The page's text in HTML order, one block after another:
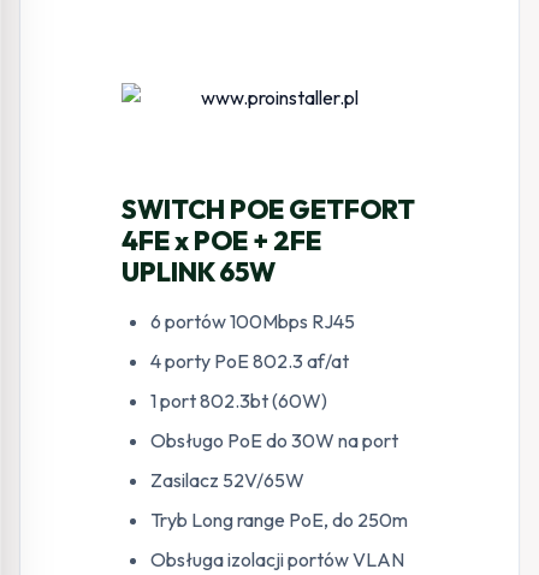
SWITCH POE GETFORT
4FE x POE + 2FE
UPLINK 65W
6 portów 100Mbps RJ45
4 porty PoE 802.3 af/at
1 port 802.3bt (60W)
Obsługo PoE do 30W na port
Zasilacz 52V/65W
Tryb Long range PoE, do 250m
Obsługa izolacji portów VLAN